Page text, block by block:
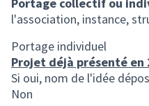
l'association, instance,
Portage individuel
Projet déjà présenté en
Si oui, nom de l'idée
Non